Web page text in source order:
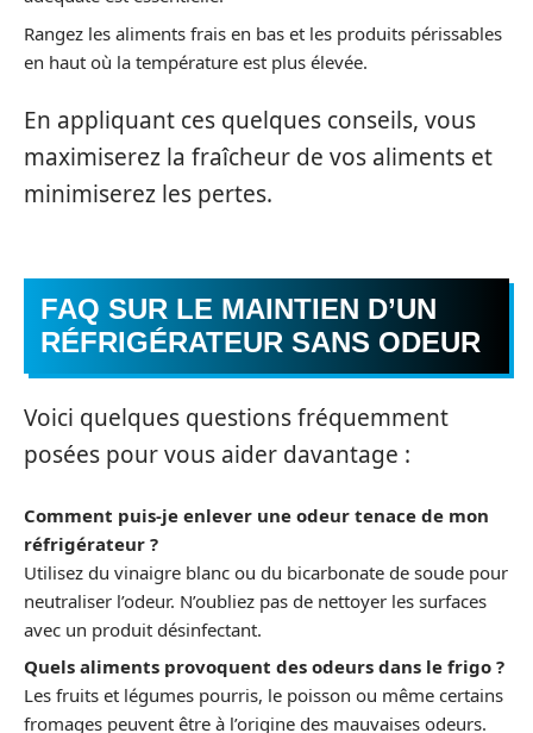
Rangez les aliments frais en bas et les produits périssables
en haut où la température est plus élevée.
En appliquant ces quelques conseils, vous
maximiserez la fraîcheur de vos aliments et
minimiserez les pertes.
FAQ SUR LE MAINTIEN D’UN
RÉFRIGÉRATEUR SANS ODEUR
Voici quelques questions fréquemment
posées pour vous aider davantage :
Comment puis-je enlever une odeur tenace de mon
réfrigérateur ?
Utilisez du vinaigre blanc ou du bicarbonate de soude pour
neutraliser l’odeur. N’oubliez pas de nettoyer les surfaces
avec un produit désinfectant.
Quels aliments provoquent des odeurs dans le frigo ?
Les fruits et légumes pourris, le poisson ou même certains
fromages peuvent être à l’origine des mauvaises odeurs.